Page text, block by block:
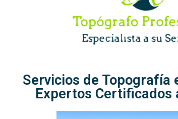
Servicios de Topografía
Expertos Certificados